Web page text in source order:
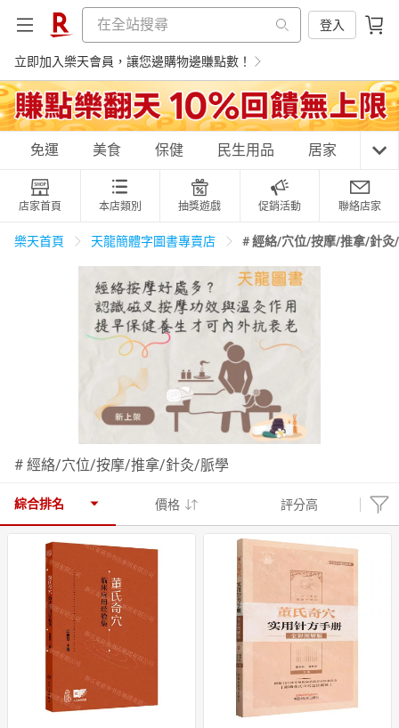
登入
立即加入樂天會員，讓您邊購物邊賺點數！
購物網分類
天天免運 美食蛋糕 養生保健 民生用品
3C家電 運動休閒
男裝 化妝保養
日本購物 電子/紙本書
免運 美食 保健 民生用品 居家 3C
店家首頁 本店類別 抽獎遊戲 促銷活動 聯絡店家
樂天首頁 天龍簡體字圖書專賣店 # 經絡/穴位/按摩/推拿/針灸
# 經絡/穴位/按摩/推拿/針灸/脈學
綜合排名 價格 評分高